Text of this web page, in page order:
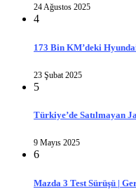
24 Ağustos 2025
4
173 Bin KM’deki
23 Şubat 2025
5
Türkiye’de Satılmayan
9 Mayıs 2025
6
Mazda 3 Test Sürüşü |